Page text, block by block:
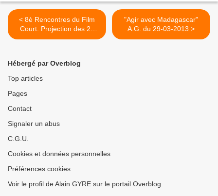
< 8è Rencontres du Film
Court. Projection des 20
films en compétition
"Agir avec Madagascar"
A.G. du 29-03-2013 >
Hébergé par Overblog
Top articles
Pages
Contact
Signaler un abus
C.G.U.
Cookies et données personnelles
Préférences cookies
Voir le profil de Alain GYRE sur le portail Overblog